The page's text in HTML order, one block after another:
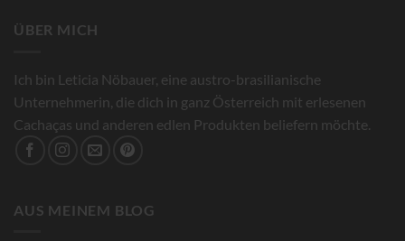
ÜBER MICH
Ich bin Leticia Nöbauer, eine austro-brasilianische
Unternehmerin, die dich in ganz Österreich mit erlesenen
Cachaças und anderen edlen Produkten beliefern möchte.
AUS MEINEM BLOG